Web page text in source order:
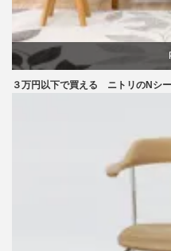
３万円以下で買える ニトリのNシ